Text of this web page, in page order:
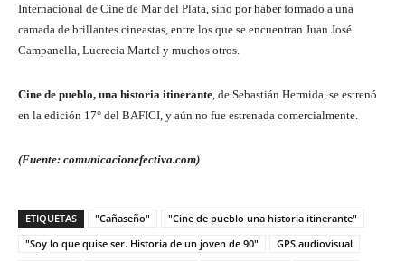
Internacional de Cine de Mar del Plata, sino por haber formado a una
camada de brillantes cineastas, entre los que se encuentran Juan José
Campanella, Lucrecia Martel y muchos otros.
Cine de pueblo, una historia itinerante, de Sebastián Hermida, se estrenó
en la edición 17° del BAFICI, y aún no fue estrenada comercialmente.
(Fuente: comunicacionefectiva.com)
ETIQUETAS "Cañaseño"
"Cine de pueblo una historia itinerante"
"Soy lo que quise ser. Historia de un joven de 90"
GPS audiovisual